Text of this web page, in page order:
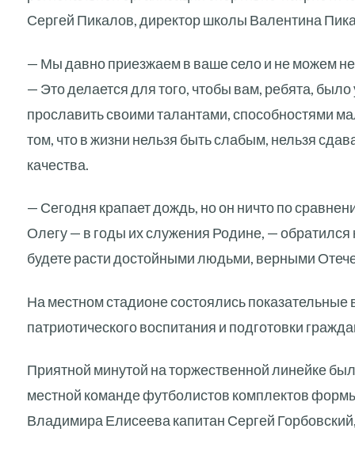
Сергей Пикалов, директор школы Валентина
— Мы давно приезжаем в ваше село и не можем не
— Это делается для того, чтобы вам, ребята,
прославить своими талантами, способностями
том, что в жизни нельзя быть слабым, нельзя
качества.
— Сегодня крапает дождь, но он ничто по
Олегу — в годы их служения Родине, —
будете расти достойными людьми, верными
На местном стадионе состоялись
патриотического воспитания и подготовки
Приятной минутой на торжественной линейке
местной команде футболистов комплектов
Владимира Елисеева капитан Сергей